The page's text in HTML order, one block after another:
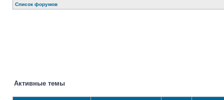
Список форумов
Активные темы